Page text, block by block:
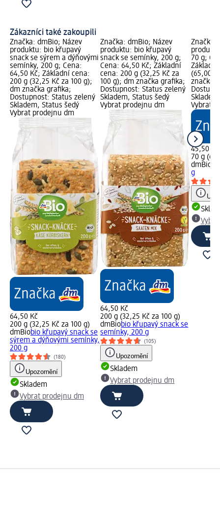
Zákazníci také zakoupili
Značka: dmBio; Název
produktu: bio křupavý
snack se sýrem a dýňovými
semínky, 200 g; Cena:
64,50 Kč; Základní cena:
200 g (32,25 Kč za 100 g);
dm značka grafika;
Dostupnost: Status zelený
Skladem, Status šedý
Vybrat prodejnu dm
64,50 Kč
200 g (32,25 Kč za 100 g)
dmBiobio křupavý snack se
sýrem a dýňovými semínky,
200 g
(180)
Upozornění
Skladem
Vybrat prodejnu dm
Značka: dmBio; Název
produktu: bio křupavý
snack se semínky, 200 g;
Cena: 64,50 Kč; Základní
cena: 200 g (32,25 Kč za
100 g); dm značka grafika;
Dostupnost: Status zelený
Skladem, Status šedý
Vybrat prodejnu dm
64,50 Kč
200 g (32,25 Kč za 100 g)
dmBiobio křupavý snack se
semínky, 200 g
(105)
Upozornění
Skladem
Vybrat prodejnu dm
Značka:
70 g;
(65,00
značka
Vybrat
45,50 Kč
70 g
dmBio
g